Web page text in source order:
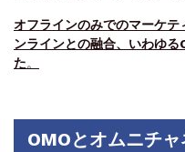
オフラインのみでのマーケ
ンラインとの融合、いわゆ
た。
OMOとオムニチ